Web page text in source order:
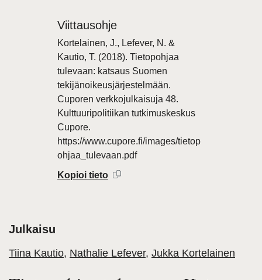
Viittausohje
Kortelainen, J., Lefever, N. &
Kautio, T. (2018). Tietopohjaa
tulevaan: katsaus Suomen
tekijänoikeusjärjestelmään.
Cuporen verkkojulkaisuja 48.
Kulttuuripolitiikan tutkimuskeskus
Cupore.
https://www.cupore.fi/images/tietop
ohjaa_tulevaan.pdf
Kopioi tieto
Julkaisu
Tiina Kautio, Nathalie Lefever, Jukka Kortelainen